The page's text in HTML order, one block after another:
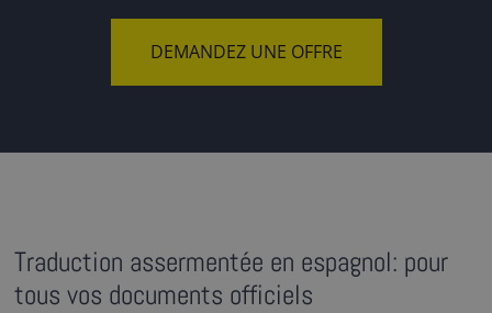
DEMANDEZ UNE OFFRE
Traduction assermentée en espagnol: pour
tous vos documents officiels